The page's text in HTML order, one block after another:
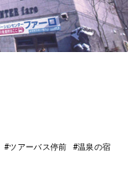
#ツアーバス停前
#温泉の宿